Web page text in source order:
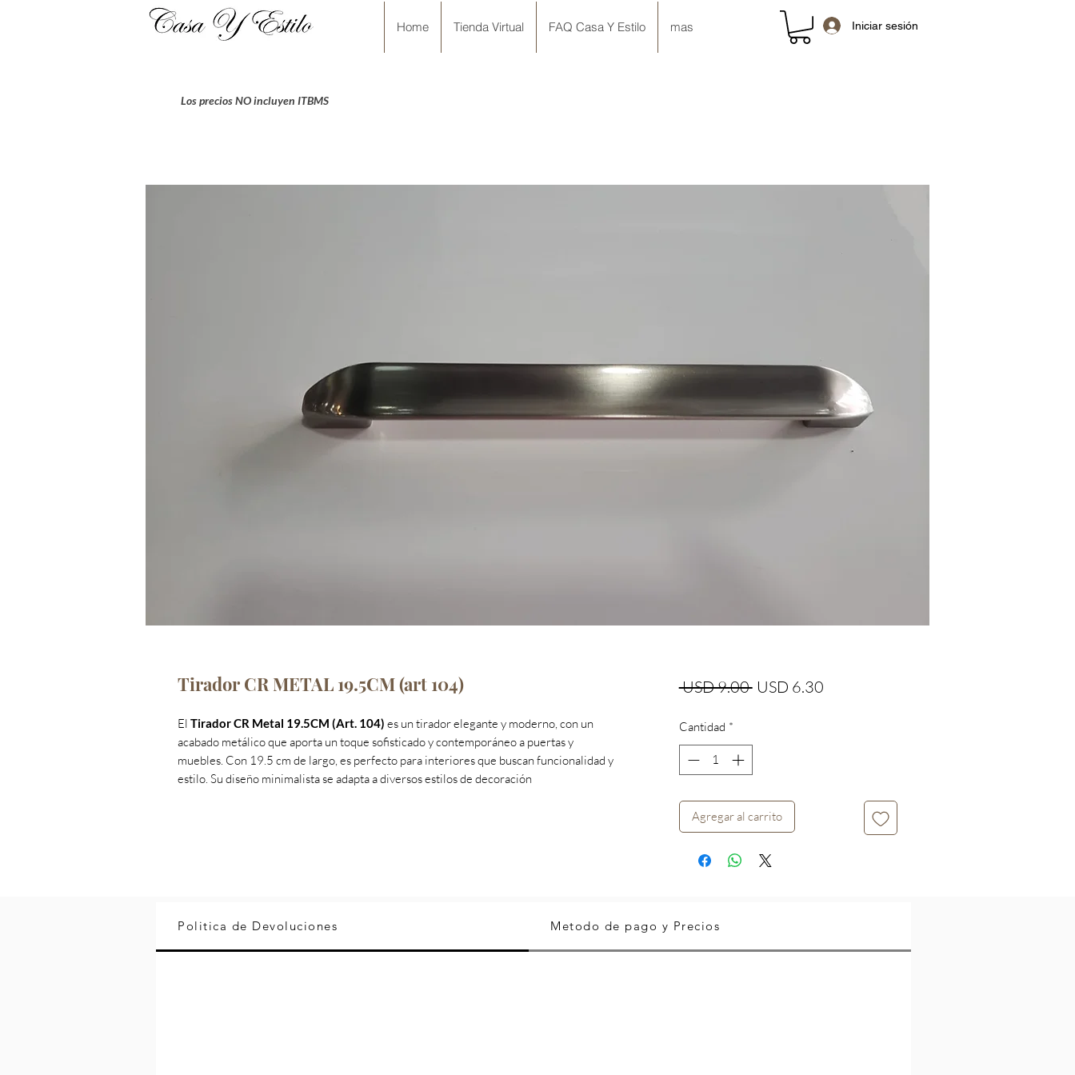
Home Tienda Virtual FAQ Casa Y Estilo mas Iniciar sesión
Los precios NO incluyen ITBMS
Tirador CR METAL 19.5CM (art 104)
El Tirador CR Metal 19.5CM (Art. 104) es un tirador elegante y moderno, con un
acabado metálico que aporta un toque sofisticado y contemporáneo a puertas y
muebles. Con 19.5 cm de largo, es perfecto para interiores que buscan funcionalidad y
estilo. Su diseño minimalista se adapta a diversos estilos de decoración
USD 9.00 Precio
USD 6.30Precio
Cantidad *
Agregar al carrito
Politica de Devoluciones Metodo de pago y Precios